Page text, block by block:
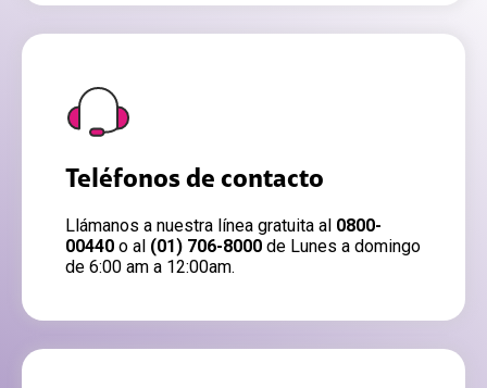
Teléfonos de contacto
Llámanos a nuestra línea gratuita al 0800-
00440 o al (01) 706-8000 de Lunes a domingo
de 6:00 am a 12:00am.